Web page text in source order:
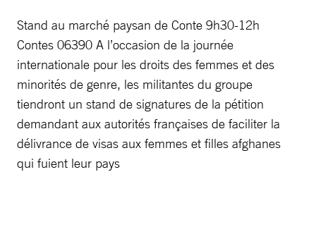
Stand au marché paysan de Conte 9h30-12h
Contes 06390 A l’occasion de la journée
internationale pour les droits des femmes et des
minorités de genre, les militantes du groupe
tiendront un stand de signatures de la pétition
demandant aux autorités françaises de faciliter la
délivrance de visas aux femmes et filles afghanes
qui fuient leur pays